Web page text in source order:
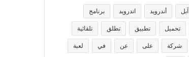
آبل أندرويد اندرويد برنامج
تحميل تطبيق تطلق تلقائية
شركة على عن في لعبة